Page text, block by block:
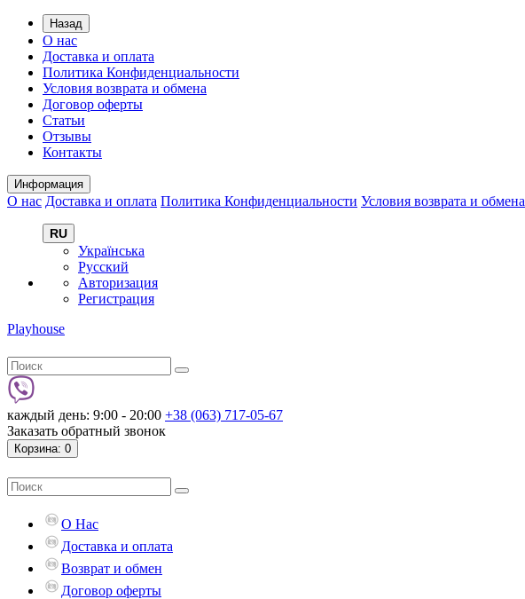
Назад
О нас
Доставка и оплата
Политика Конфиденциальности
Условия возврата и обмена
Договор оферты
Статьи
Отзывы
Контакты
Информация
О нас Доставка и оплата Политика Конфиденциальности Условия возврата и обмена
RU
Українська
Русский
Авторизация
Регистрация
Playhouse
каждый день: 9:00 - 20:00 +38 (063) 717-05-67
Заказать обратный звонок
Корзина: 0
О Нас
Доставка и оплата
Возврат и обмен
Договор оферты